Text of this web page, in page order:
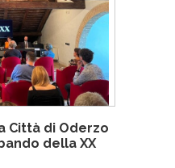
Città di Oderzo
della XX